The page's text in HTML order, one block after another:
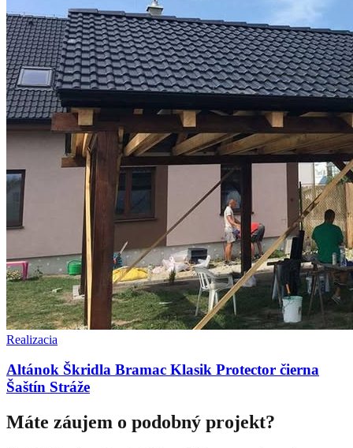
Realizacia
Altánok Škridla Bramac Klasik Protector čierna
Šaštín Stráže
Máte záujem o podobný projekt?